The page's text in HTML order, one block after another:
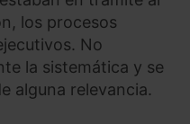
los procesos
No
la sistemática y se
alguna relevancia.